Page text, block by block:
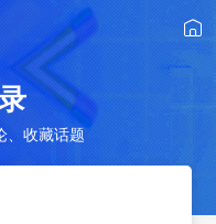
、收藏话题